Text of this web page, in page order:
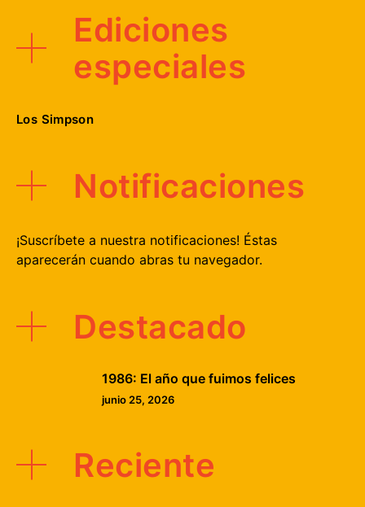
Ediciones
especiales
Los Simpson
Notificaciones
¡Suscríbete a nuestra notificaciones! Éstas
aparecerán cuando abras tu navegador.
Destacado
1986: El año que fuimos felices
junio 25, 2026
Reciente